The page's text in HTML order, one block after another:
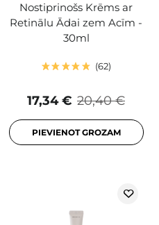
Nostiprinošs Krēms ar
Retinālu Ādai zem Acīm -
30ml
62
20,40 €
17,34 €
PIEVIENOT GROZAM